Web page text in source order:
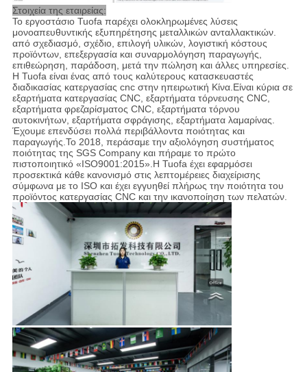
Στοιχεία της εταιρείας:
Το εργοστάσιο Tuofa παρέχει ολοκληρωμένες λύσεις
μονοαπευθυντικής εξυπηρέτησης μεταλλικών ανταλλακτικών.
από σχεδιασμό, σχέδιο, επιλογή υλικών, λογιστική κόστους
προϊόντων, επεξεργασία και συναρμολόγηση παραγωγής,
επιθεώρηση, παράδοση, μετά την πώληση και άλλες υπηρεσίες.
Η Tuofa είναι ένας από τους καλύτερους κατασκευαστές
διαδικασίας κατεργασίας cnc στην ηπειρωτική Κίνα.Είναι κύρια σε
εξαρτήματα κατεργασίας CNC, εξαρτήματα τόρνευσης CNC,
εξαρτήματα φρεζαρίσματος CNC, εξαρτήματα τόρνου
αυτοκινήτων, εξαρτήματα σφράγισης, εξαρτήματα λαμαρίνας.
Έχουμε επενδύσει πολλά περιβάλλοντα ποιότητας και
παραγωγής.Το 2018, περάσαμε την αξιολόγηση συστήματος
ποιότητας της SGS Company και πήραμε το πρώτο
πιστοποιητικό «ISO9001:2015».Η Tuofa έχει εφαρμόσει
προσεκτικά κάθε κανονισμό στις λεπτομέρειες διαχείρισης
σύμφωνα με το ISO και έχει εγγυηθεί πλήρως την ποιότητα του
προϊόντος κατεργασίας CNC και την ικανοποίηση των πελατών.